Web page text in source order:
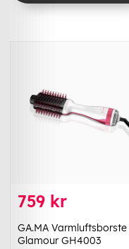
759 kr
GA.MA Varmluftsborste
Glamour GH4003